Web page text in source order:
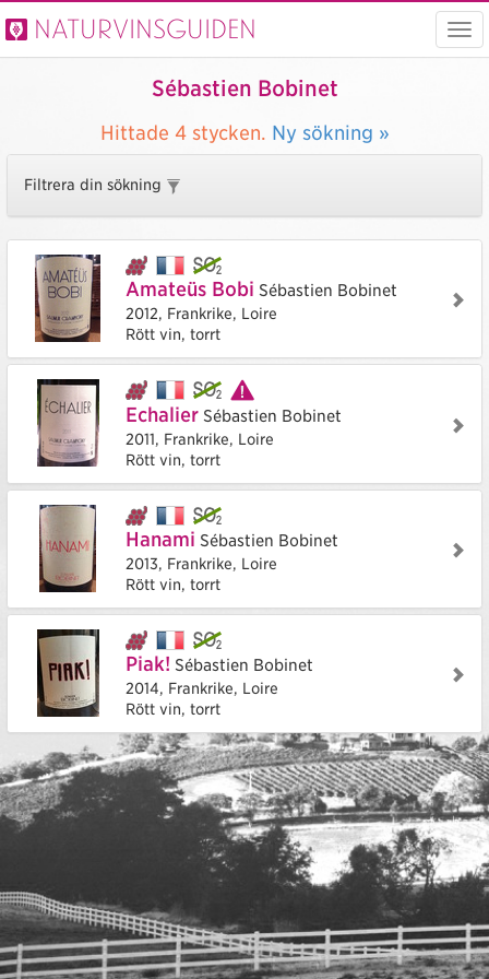
Visa
Naturvinsguiden
Sébastien Bobinet
Hittade 4 stycken. Ny sökning »
Filtrera din sökning
Amateüs Bobi Sébastien Bobinet
2012, Frankrike, Loire
Rött vin, torrt
Echalier Sébastien Bobinet
2011, Frankrike, Loire
Rött vin, torrt
Hanami Sébastien Bobinet
2013, Frankrike, Loire
Rött vin, torrt
Piak! Sébastien Bobinet
2014, Frankrike, Loire
Rött vin, torrt